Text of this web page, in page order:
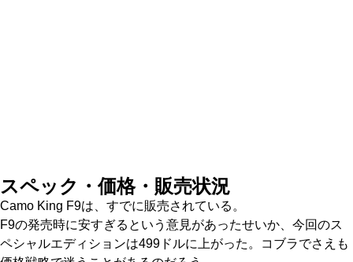
スペック・価格・販売状況
Camo King F9は、すでに販売されている。
F9の発売時に安すぎるという意見があったせいか、今回のス
ペシャルエディションは499ドルに上がった。コブラでさえも